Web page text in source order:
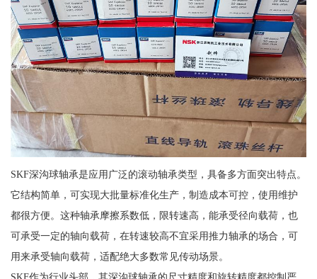
SKF深沟球轴承是应用广泛的滚动轴承类型，具备多方面突出特点。
它结构简单，可实现大批量标准化生产，制造成本可控，使用维护
都很方便。这种轴承摩擦系数低，限转速高，能承受径向载荷，也
可承受一定的轴向载荷，在转速较高不宜采用推力轴承的场合，可
用来承受轴向载荷，适配绝大多数常见传动场景。
SKF作为行业头部，其深沟球轴承的尺寸精度和旋转精度都控制严